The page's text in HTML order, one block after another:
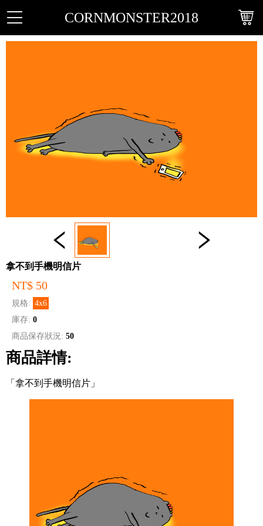
CORNMONSTER2018
拿不到手機明信片
NT$ 50
規格: 4x6
庫存: 0
商品保存狀況: 50
商品詳情:
「拿不到手機明信片」